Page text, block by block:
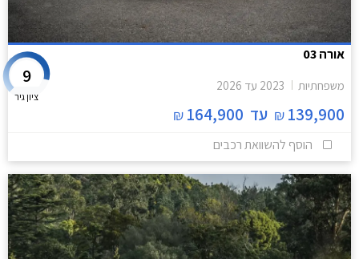
אורה 03
משפחתיות 2023 עד 2026
139,900
₪ עד 164,900
₪
9
ציון גיר
הוסף להשוואת רכבים